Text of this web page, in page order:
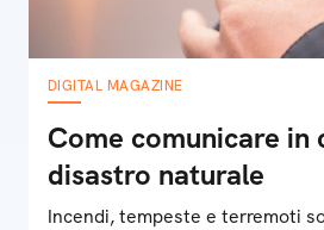
DIGITAL MAGAZINE
Come comunicare in
disastro naturale
Incendi, tempeste e terremoti